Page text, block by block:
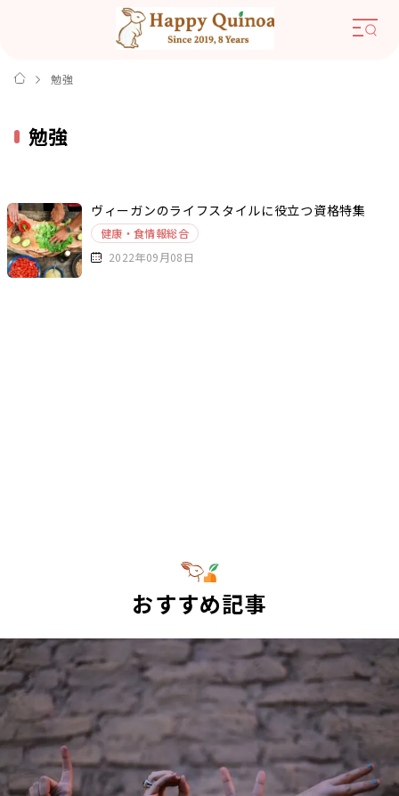
勉強
勉強
ヴィーガンのライフスタイルに役立つ資格特集
健康・食情報総合
2022年09月08日
おすすめ記事